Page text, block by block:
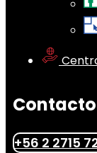
Contacto
+56 2 2715